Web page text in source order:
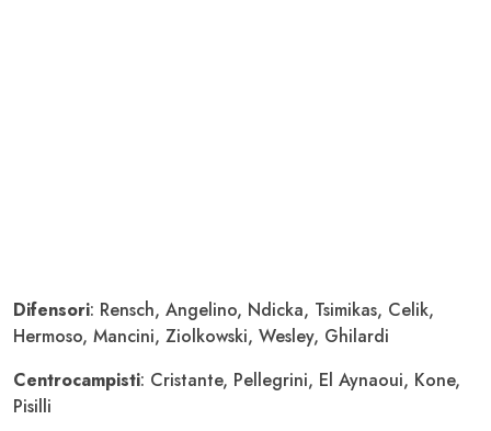
Difensori: Rensch, Angelino, Ndicka, Tsimikas, Celik,
Hermoso, Mancini, Ziolkowski, Wesley, Ghilardi
Centrocampisti: Cristante, Pellegrini, El Aynaoui, Kone,
Pisilli